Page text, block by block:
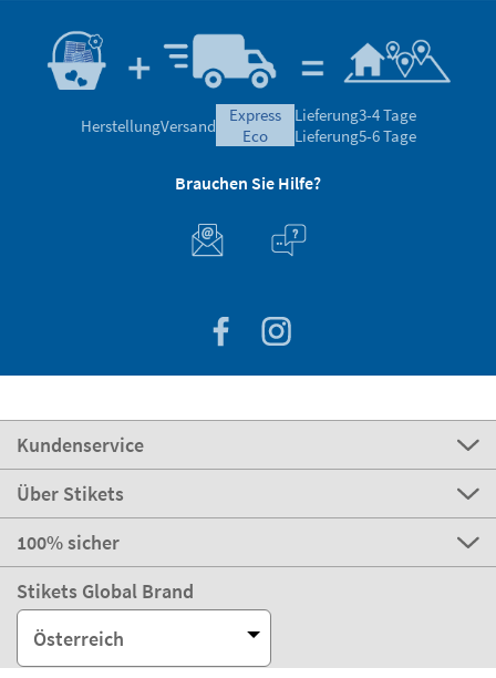
HerstellungVersand
express
eco
Lieferung3-4 Tage
Lieferung5-6 Tage
Brauchen Sie Hilfe?
Kundenservice
Über Stikets
100% sicher
Stikets Global Brand
Österreich